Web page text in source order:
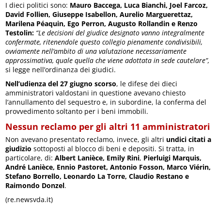
I dieci politici sono: Mauro Baccega, Luca Bianchi, Joel Farcoz,
David Follien, Giuseppe Isabellon, Aurelio Marguerettaz,
Marilena Péaquin, Ego Perron, Augusto Rollandin e Renzo
Testolin: “Le decisioni del giudice designato vanno integralmente
confermate, ritenendole questo collegio pienamente condivisibili,
ovviamente nell’ambito di una valutazione necessariamente
approssimativa, quale quella che viene adottata in sede cautelare”,
si legge nell’ordinanza dei giudici.
Nell’udienza del 27 giugno scorso, le difese dei dieci
amministratori valdostani in questione avevano chiesto
l’annullamento del sequestro e, in subordine, la conferma del
provvedimento soltanto per i beni immobili.
Nessun reclamo per gli altri 11 amministratori
Non avevano presentato reclamo, invece, gli altri undici citati a
giudizio sottoposti al blocco di beni e depositi. Si tratta, in
particolare, di:Albert Lanièce, Emily Rini, Pierluigi Marquis,
André Lanièce, Ennio Pastoret, Antonio Fosson, Marco Viérin,
Stefano Borrello, Leonardo La Torre, Claudio Restano e
Raimondo Donzel.
(re.newsvda.it)